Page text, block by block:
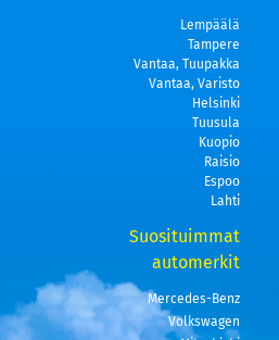
Lempäälä
Tampere
Vantaa, Tuupakka
Vantaa, Varisto
Helsinki
Tuusula
Kuopio
Raisio
Espoo
Lahti
Suosituimmat
automerkit
Mercedes-Benz
Volkswagen